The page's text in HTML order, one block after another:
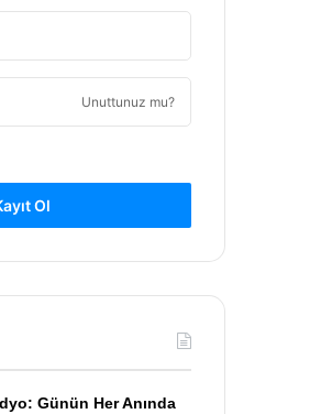
Unuttunuz mu?
Ol
Günün Her Anında